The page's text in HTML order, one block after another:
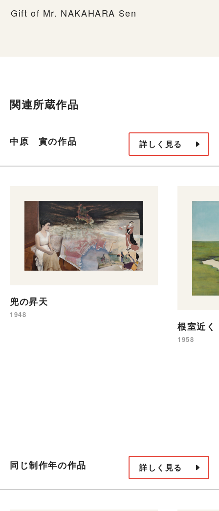
Gift of Mr. NAKAHARA Sen
関連所蔵作品
中原 實の作品 詳しく見る
兜の昇天
1948
根室近く
1958
同じ制作年の作品 詳しく見る